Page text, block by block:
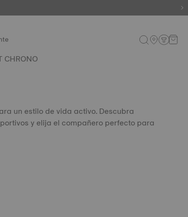
CHRONO
un estilo de vida activo. Descubra
y elija el compañero perfecto para